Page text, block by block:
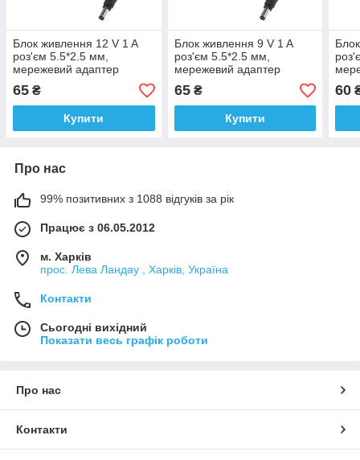
Блок живлення 12 V 1 A
роз'єм 5.5*2.5 мм,
мережевий адаптер
65 ₴
Купити
Блок живлення 9 V 1 A
роз'єм 5.5*2.5 мм,
мережевий адаптер
65₴
Купити
60
Про нас
99% позитивних з 1088 відгуків за рік
Працює з 06.05.2012
м. Харків
прос. Лева Ландау , Харків, Україна
Контакти
Сьогодні вихідний
Показати весь графік роботи
Про нас
Контакти